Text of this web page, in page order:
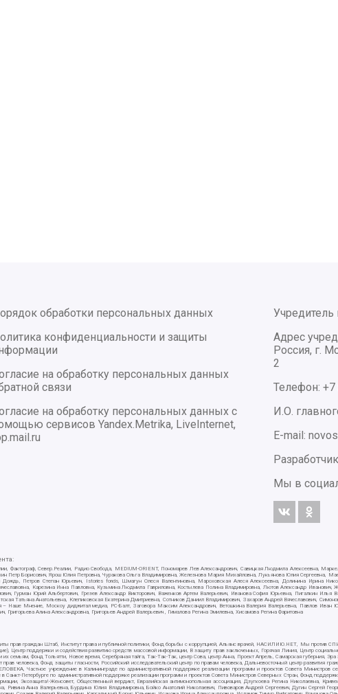
обработки персональных данных
конфиденциальности и защиты
на обработку персональных данных
связи
на обработку персональных данных с
сервисов Yandex.Metrika, LiveInternet,
Адрес
Россия, г.
2
Телефон: +7
И.О.
E-mail:
Мы в
Фактограф, Север.Реалии, Радио Свобода, MEDIUM-ORIENT, Пономарев Лев Александрович, Савицкая Людмила Алексеевна,
Петр Борисович, Ярош Юлия Петровна, Чуракова Ольга Владимировна, Железнова Мария Михайловна, Лукьянова Юлия Сергеевна,
Дождь, Петров Степан Юрьевич, Istories fonds, Шмагун Олеся Валентиновна, Мароховская Алеся Алексеевна, Долинина Ирина
Карезина Инна Павловна, Кузьмина Людмила Гавриловна, Костылева Полина Владимировна, Лютов Александр
Гурман Юрий Альбертович, Грезев Александр Викторович, Важенков Артем Валерьевич, Иванова София Юрьевна, Пигалкин Илья
Анатольевна, Клепиковская Екатерина Дмитриевна, Сотников Даниил Владимирович, Захаров Андрей Вячеславович, Симонов
Наше Мнение, Москоу диджитал медиа, РС-Балт, Заговора Максим Александрович, Ветошкина Валерия Валерьевна, Павлов Иван
Алина Александровна, Григорьев Андрей Валерьевич , Гималова Регина Эмилевна, Хисамова Регина Фаритовна
прав граждан Штаб, Институт права и публичной политики, Фонд борьбы с коррупцией, Альянс врачей, НАСИЛИЮ.НЕТ, Мы против
Центр поддержки и содействия развитию средств массовой информации, В защиту прав заключенных, Горячая Линия, Центр
Фонд Тольятти, Новое время, Серебряная тайга, Так-Так-Так, центр Сова, центр Анна, Проект Апрель, Самарская губерния,
Фонд защиты гласности, Российский исследовательский центр по правам человека, Дальневосточный центр развития
Частное учреждение в Калининграде по административной поддержке реализации программ и проектов Совета Министров
Петербурге по административной поддержке реализации программ и проектов Совета Министров Северных Стран, Фонд
Экозащита!-Женсовет, Общественный вердикт, Евразийская антимонопольная ассоциация, Дзугкоева Регина Николаевна,
Ривина Анна Валерьевна, Бурдина Юлия Владимировна, Бойко Анатолий Николаевич, Пивоваров Андрей Сергеевич, Дугин Сергей